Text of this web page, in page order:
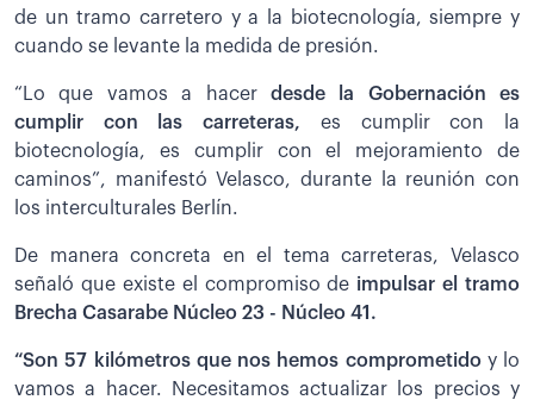
de un tramo carretero y a la biotecnología, siempre y
cuando se levante la medida de presión.
“Lo que vamos a hacer desde la Gobernación es
cumplir con las carreteras, es cumplir con la
biotecnología, es cumplir con el mejoramiento de
caminos”, manifestó Velasco, durante la reunión con
los interculturales Berlín.
De manera concreta en el tema carreteras, Velasco
señaló que existe el compromiso de impulsar el tramo
Brecha Casarabe Núcleo 23 - Núcleo 41.
“Son 57 kilómetros que nos hemos comprometido y lo
vamos a hacer. Necesitamos actualizar los precios y